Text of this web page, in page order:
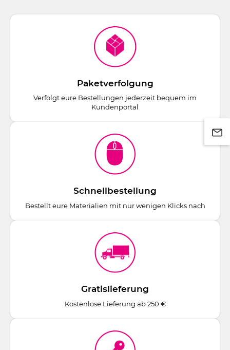
Paketverfolgung
Verfolgt eure Bestellungen jederzeit bequem im
Kundenportal
Schnellbestellung
Bestellt eure Materialien mit nur wenigen Klicks nach
Gratislieferung
Kostenlose Lieferung ab 250 €